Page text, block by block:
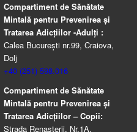
Compartiment de Sănătate
Mintală pentru Prevenirea şi
Tratarea Adicţiilor -Adulţi :
Calea București nr.99, Craiova,
Dolj
+40 (251) 598.016
Compartiment de Sănătate
Mintală pentru Prevenirea şi
Tratarea Adicţiilor – Copii:
Strada Renașterii, Nr.1A,